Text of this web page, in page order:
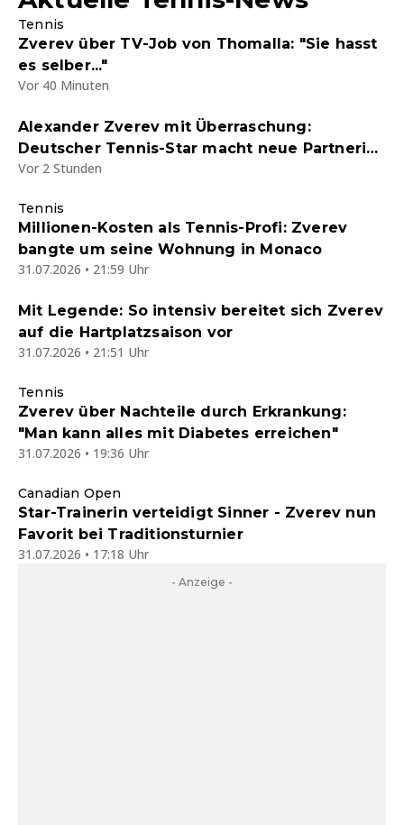
Tennis
Zverev über TV-Job von Thomalla: "Sie hasst
es selber..."
Vor 40 Minuten
Alexander Zverev mit Überraschung:
Deutscher Tennis-Star macht neue Partnerin
offiziell
Vor 2 Stunden
Tennis
Millionen-Kosten als Tennis-Profi: Zverev
bangte um seine Wohnung in Monaco
31.07.2026 • 21:59 Uhr
Mit Legende: So intensiv bereitet sich Zverev
auf die Hartplatzsaison vor
31.07.2026 • 21:51 Uhr
Tennis
Zverev über Nachteile durch Erkrankung:
"Man kann alles mit Diabetes erreichen"
31.07.2026 • 19:36 Uhr
Canadian Open
Star-Trainerin verteidigt Sinner - Zverev nun
Favorit bei Traditionsturnier
31.07.2026 • 17:18 Uhr
- Anzeige -